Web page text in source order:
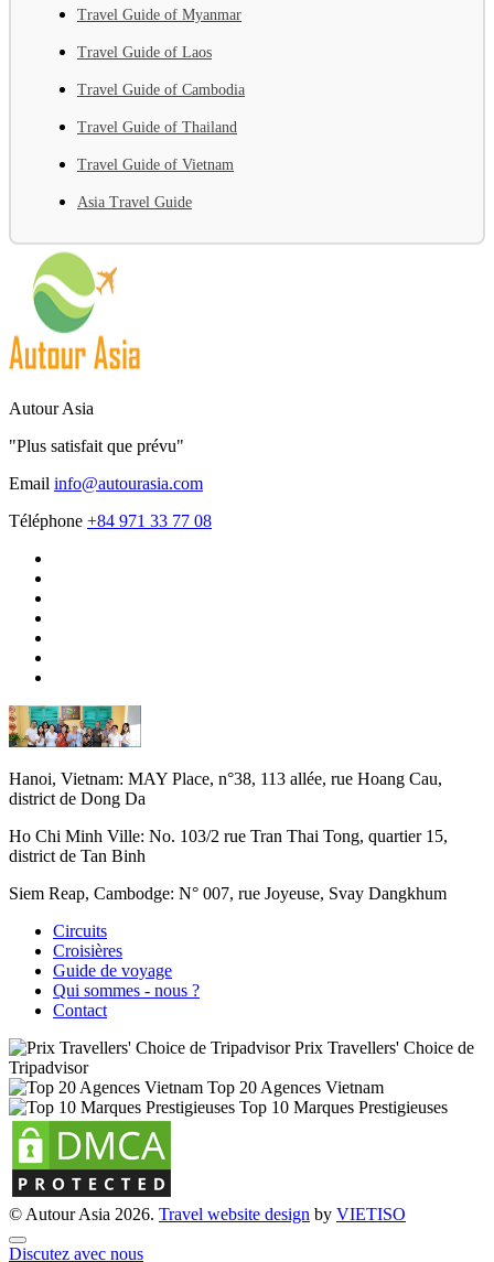
Travel Guide of Myanmar
Travel Guide of Laos
Travel Guide of Cambodia
Travel Guide of Thailand
Travel Guide of Vietnam
Asia Travel Guide
Autour Asia
"Plus satisfait que prévu"
Email info@autourasia.com
Téléphone +84 971 33 77 08
Hanoi, Vietnam: MAY Place, n°38, 113 allée, rue Hoang Cau,
district de Dong Da
Ho Chi Minh Ville: No. 103/2 rue Tran Thai Tong, quartier 15,
district de Tan Binh
Siem Reap, Cambodge: N° 007, rue Joyeuse, Svay Dangkhum
Circuits
Croisières
Guide de voyage
Qui sommes - nous ?
Contact
Prix Travellers' Choice de
Tripadvisor
Top 20 Agences Vietnam
Top 10 Marques Prestigieuses
© Autour Asia 2026. Travel website design by VIETISO
Discutez avec nous